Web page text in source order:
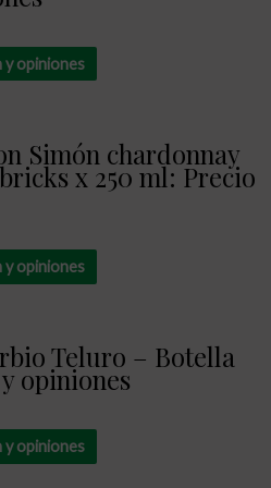
opiniones
Simón chardonnay
x 250 ml: Precio
opiniones
Teluro – Botella
opiniones
opiniones